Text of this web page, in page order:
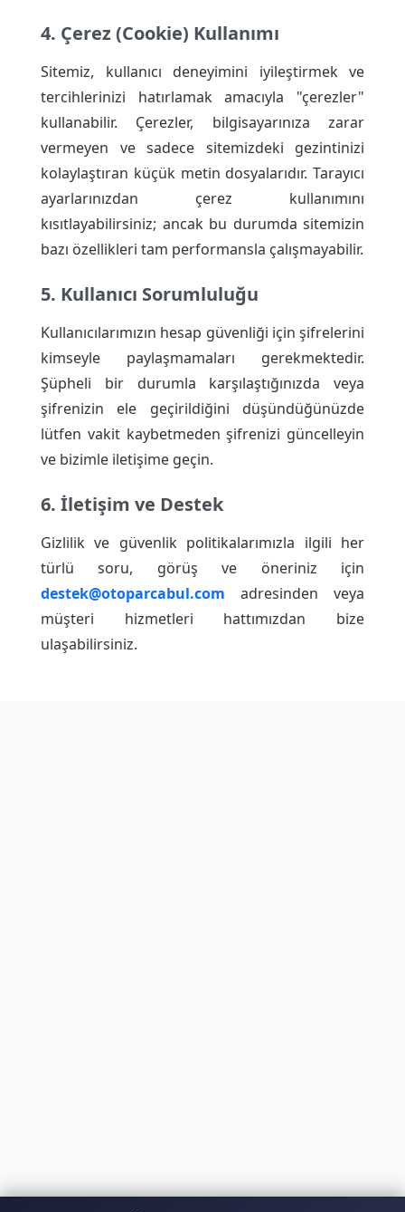
4. Çerez (Cookie) Kullanımı
Sitemiz, kullanıcı deneyimini iyileştirmek ve
tercihlerinizi hatırlamak amacıyla "çerezler"
kullanabilir. Çerezler, bilgisayarınıza zarar
vermeyen ve sadece sitemizdeki gezintinizi
kolaylaştıran küçük metin dosyalarıdır. Tarayıcı
ayarlarınızdan çerez kullanımını
kısıtlayabilirsiniz; ancak bu durumda sitemizin
bazı özellikleri tam performansla çalışmayabilir.
5. Kullanıcı Sorumluluğu
Kullanıcılarımızın hesap güvenliği için şifrelerini
kimseyle paylaşmamaları gerekmektedir.
Şüpheli bir durumla karşılaştığınızda veya
şifrenizin ele geçirildiğini düşündüğünüzde
lütfen vakit kaybetmeden şifrenizi güncelleyin
ve bizimle iletişime geçin.
6. İletişim ve Destek
Gizlilik ve güvenlik politikalarımızla ilgili her
türlü soru, görüş ve öneriniz için
destek@otoparcabul.com adresinden veya
müşteri hizmetleri hattımızdan bize
ulaşabilirsiniz.